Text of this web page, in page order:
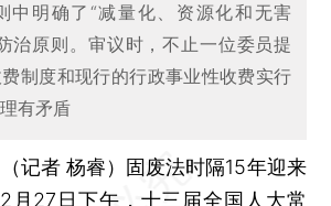
中明确了“减量化、资源化和无害
治原则。审议时，不止一位委员提
制度和现行的行政事业性收费实行
有矛盾
记者 杨睿） 固废法时隔15年迎来
月27日下午，十三届全国人大常